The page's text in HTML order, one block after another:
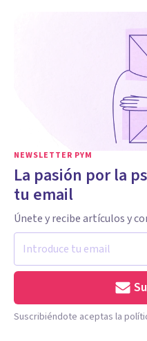
NEWSLETTER PYM
La pasión por la
tu email
Únete y recibe artículos y
Suscribiéndote aceptas la